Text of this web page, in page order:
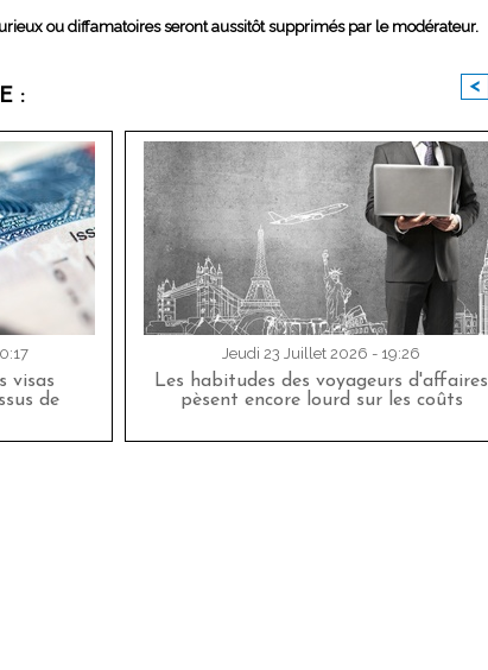
ou diffamatoires seront aussitôt supprimés par le modérateur.
: <
visas
de
Jeudi 23 Juillet 2026 - 19:26
Les habitudes des voyageurs d'affaires
pèsent encore lourd sur les coûts